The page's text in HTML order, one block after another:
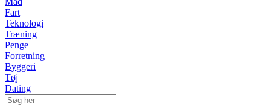
Fart
Teknologi
Træning
Penge
Forretning
Byggeri
Tøj
Dating